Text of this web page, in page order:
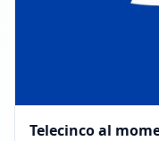
Telecinco al